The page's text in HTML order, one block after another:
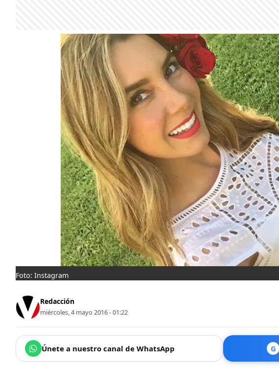
Foto: Instagram
Redacción
miércoles, 4 mayo 2016 - 01:22
Únete a nuestro canal de WhatsApp G